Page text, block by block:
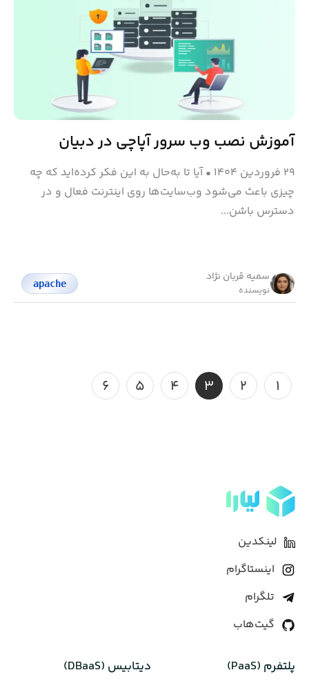
آموزش نصب وب سرور آپاچی در دبیان
۲۹ فروردین ۱۴۰۴ •آیا تا به‌حال به این فکر کرده‌اید که چه
چیزی باعث می‌شود وب‌سایت‌ها روی اینترنت فعال و در
دسترس باشن...
سمیه قربان نژاد
نویسنده
apache
۱ ۲ ۳ ۴ ۵ ۶
لینکدین
اینستاگرام
تلگرام
گیت‌هاب
پلتفرم (PaaS) دیتابیس‌ (DBaaS)